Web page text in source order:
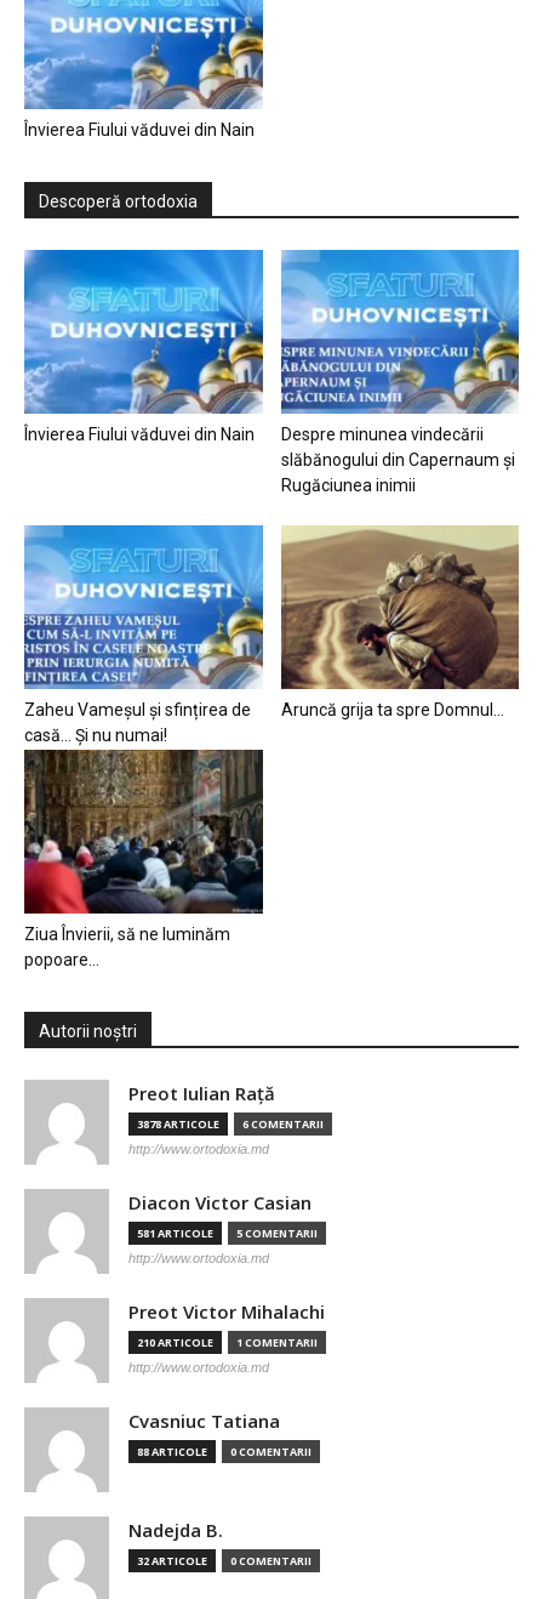
Învierea Fiului văduvei din Nain
Descoperă ortodoxia
Învierea Fiului văduvei din Nain
Despre minunea vindecării
slăbănogului din Capernaum și
Rugăciunea inimii
Zaheu Vameșul și sfințirea de
casă… Și nu numai!
Aruncă grija ta spre Domnul…
Ziua Învierii, să ne luminăm
popoare…
Autorii noștri
Preot Iulian Raţă
3878 ARTICOLE 6 COMENTARII
http://www.ortodoxia.md
Diacon Victor Casian
581 ARTICOLE 5 COMENTARII
http://www.ortodoxia.md
Preot Victor Mihalachi
210 ARTICOLE 1 COMENTARII
http://www.ortodoxia.md
Cvasniuc Tatiana
88 ARTICOLE 0 COMENTARII
Nadejda B.
32 ARTICOLE 0 COMENTARII